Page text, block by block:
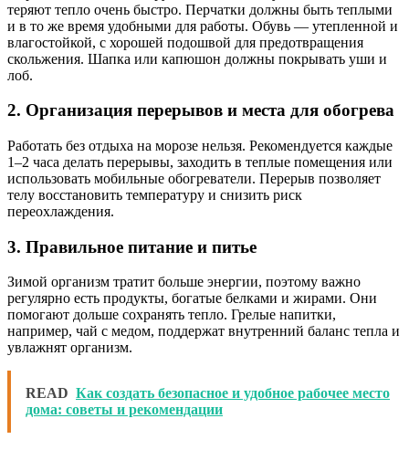
теряют тепло очень быстро. Перчатки должны быть теплыми
и в то же время удобными для работы. Обувь — утепленной и
влагостойкой, с хорошей подошвой для предотвращения
скольжения. Шапка или капюшон должны покрывать уши и
лоб.
2. Организация перерывов и места для обогрева
Работать без отдыха на морозе нельзя. Рекомендуется каждые
1–2 часа делать перерывы, заходить в теплые помещения или
использовать мобильные обогреватели. Перерыв позволяет
телу восстановить температуру и снизить риск
переохлаждения.
3. Правильное питание и питье
Зимой организм тратит больше энергии, поэтому важно
регулярно есть продукты, богатые белками и жирами. Они
помогают дольше сохранять тепло. Грелые напитки,
например, чай с медом, поддержат внутренний баланс тепла и
увлажнят организм.
READ Как создать безопасное и удобное рабочее место
дома: советы и рекомендации